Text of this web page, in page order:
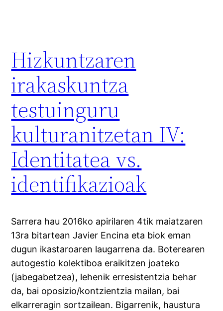
Hizkuntzaren
irakaskuntza
testuinguru
kulturanitzetan IV:
Identitatea vs.
identifikazioak
Sarrera hau 2016ko apirilaren 4tik maiatzaren
13ra bitartean Javier Encina eta biok eman
dugun ikastaroaren laugarrena da. Boterearen
autogestio kolektiboa eraikitzen joateko
(jabegabetzea), lehenik erresistentzia behar
da, bai oposizio/kontzientzia mailan, bai
elkarreragin sortzailean. Bigarrenik, haustura